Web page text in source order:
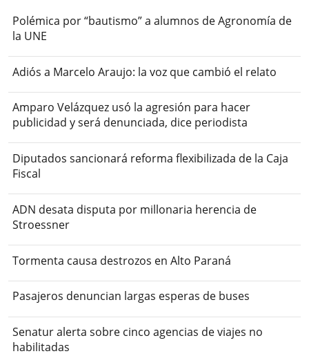
Polémica por “bautismo” a alumnos de Agronomía de
la UNE
Adiós a Marcelo Araujo: la voz que cambió el relato
Amparo Velázquez usó la agresión para hacer
publicidad y será denunciada, dice periodista
Diputados sancionará reforma flexibilizada de la Caja
Fiscal
ADN desata disputa por millonaria herencia de
Stroessner
Tormenta causa destrozos en Alto Paraná
Pasajeros denuncian largas esperas de buses
Senatur alerta sobre cinco agencias de viajes no
habilitadas